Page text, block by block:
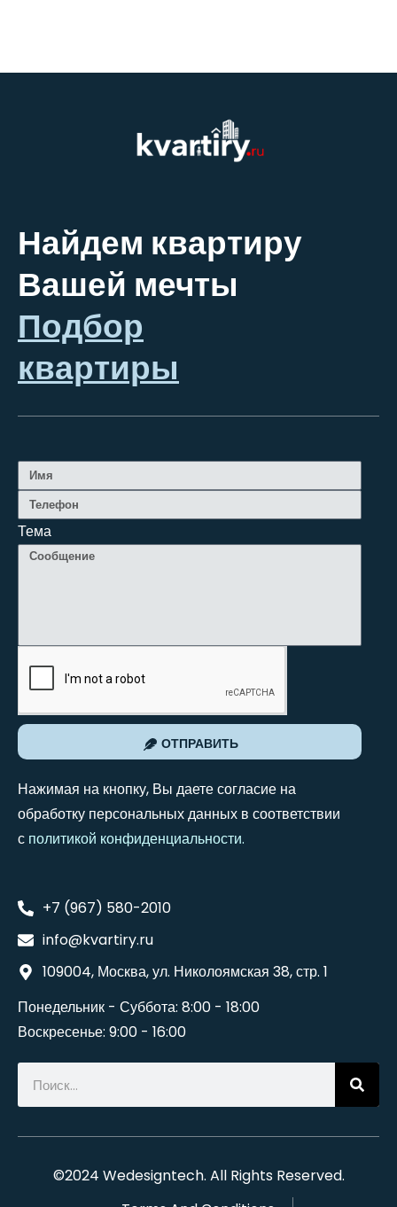
Найдем квартиру
Вашей мечты
Подбор
квартиры
Тема
ОТПРАВИТЬ
Нажимая на кнопку, Вы даете согласие на
обработку персональных данных в соответствии
с политикой конфиденциальности.
+7 (967) 580-2010
info@kvartiry.ru
109004, Москва, ул. Николоямская 38, стр. 1
Понедельник - Суббота: 8:00 - 18:00
Воскресенье: 9:00 - 16:00
©2024 Wedesigntech. All Rights Reserved.